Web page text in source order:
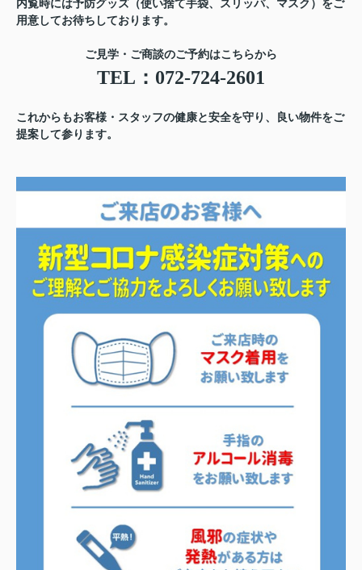
内覧時には予防グッズ（使い捨て手袋、スリッパ、マスク）をご
用意してお待ちしております。
ご見学・ご商談のご予約はこちらから
TEL：072-724-2601
これからもお客様・スタッフの健康と安全を守り、良い物件をご
提案して参ります。